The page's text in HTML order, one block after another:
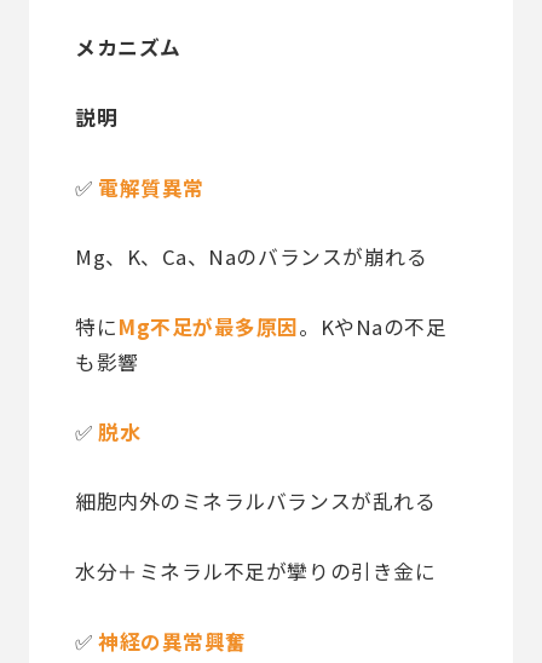
メカニズム
説明
✅ 電解質異常
Mg、K、Ca、Naのバランスが崩れる
特にMg不足が最多原因。KやNaの不足
も影響
✅脱水
細胞内外のミネラルバランスが乱れる
水分＋ミネラル不足が攣りの引き金に
✅神経の異常興奮